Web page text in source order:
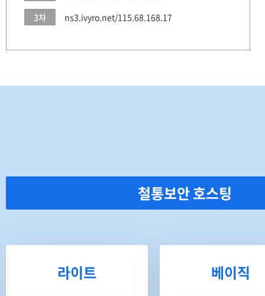
3차 ns3.ivyro.net/115.68.168.17
철통보안 호스팅
라이트 베이직